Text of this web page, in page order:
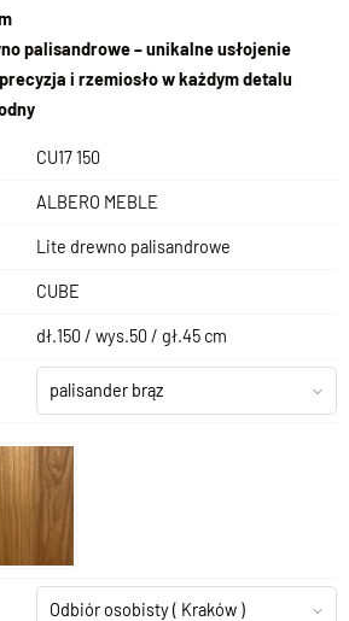
palisandrowe – unikalne usłojenie
i rzemiosło w każdym detalu
CU17 150
ALBERO MEBLE
Lite drewno palisandrowe
CUBE
dł.150 / wys.50 / gł.45 cm
palisander brąz
Odbiór osobisty( Kraków )